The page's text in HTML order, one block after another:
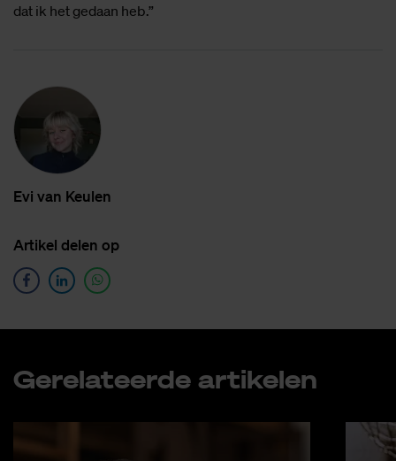
dat ik het gedaan heb.”
Evi van Keu­len
Ar­ti­kel de­len op
Ge­re­la­teer­de ar­ti­ke­len